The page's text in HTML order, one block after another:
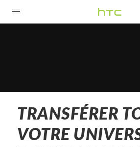
Transfert
un
iPhone
SMARTPHONES
VIVERSE
SUPPORT
TRANSFÉRER
VOTRE